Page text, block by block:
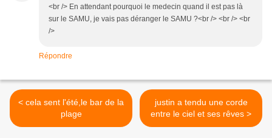
<br /> En attendant pourquoi le medecin quand il est pas là
sur le SAMU, je vais pas déranger le SAMU ?<br /> <br /> <br
/>
Répondre
< cela sent l'été,le bar de la
plage
justin a tendu une corde
entre le ciel et ses rêves >